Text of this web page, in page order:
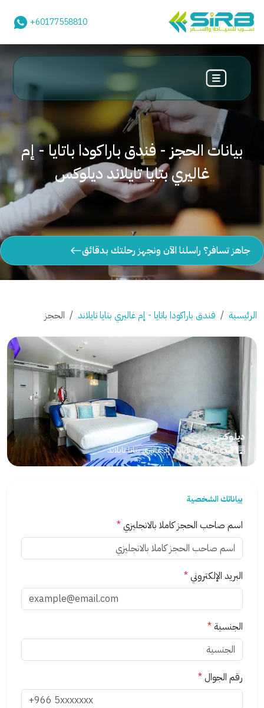
+60177558810
بيانات الحجز - فندق باراكودا باتايا - إم
غاليري بتايا تايلاند ديلوكس
جاهز تسافر؟ راسلنا الآن ونجهز رحلتك بدقائق
الرئيسية فندق باراكودا باتايا - إم غاليري بتايا تايلاند الحجز
ديلوكس
فندق باراكودا باتايا - إم غاليري بتايا تايلاند
بياناتك الشخصية
اسم صاحب الحجز كاملا بالانجليزي*
البريد الإلكتروني*
الجنسية *
رقم الجوال*